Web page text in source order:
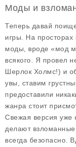
Моды и
Теперь давай
игры. На просторах
моды, вроде «мод
всякого. Я провел
Шерлок Холмс!) и
увы, ставим
предоставили
жанра стоит
Свежая версия уже
делают
всегда безопасно.